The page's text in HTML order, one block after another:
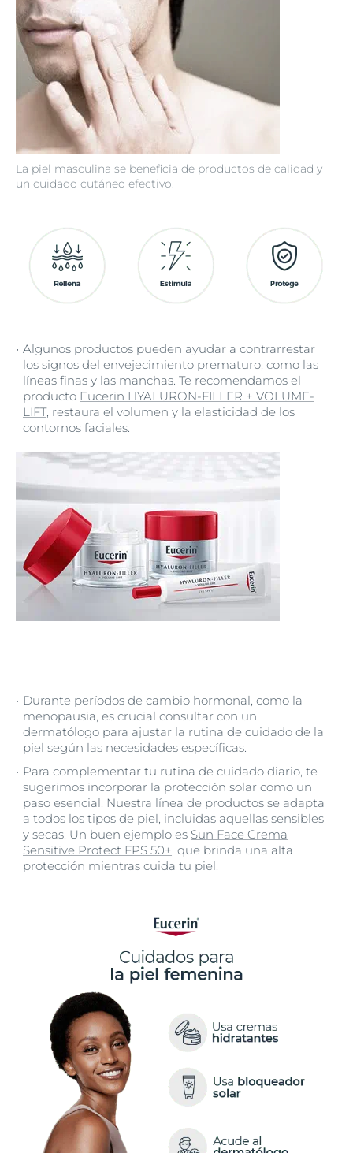
La piel masculina se beneficia de productos de calidad y
un cuidado cutáneo efectivo.
Algunos productos pueden ayudar a contrarrestar
los signos del envejecimiento prematuro, como las
líneas finas y las manchas. Te recomendamos el
producto Eucerin HYALURON-FILLER + VOLUME-
LIFT, restaura el volumen y la elasticidad de los
contornos faciales.
Durante períodos de cambio hormonal, como la
menopausia, es crucial consultar con un
dermatólogo para ajustar la rutina de cuidado de la
piel según las necesidades específicas.
Para complementar tu rutina de cuidado diario, te
sugerimos incorporar la protección solar como un
paso esencial. Nuestra línea de productos se adapta
a todos los tipos de piel, incluidas aquellas sensibles
y secas. Un buen ejemplo es Sun Face Crema
Sensitive Protect FPS 50+, que brinda una alta
protección mientras cuida tu piel.